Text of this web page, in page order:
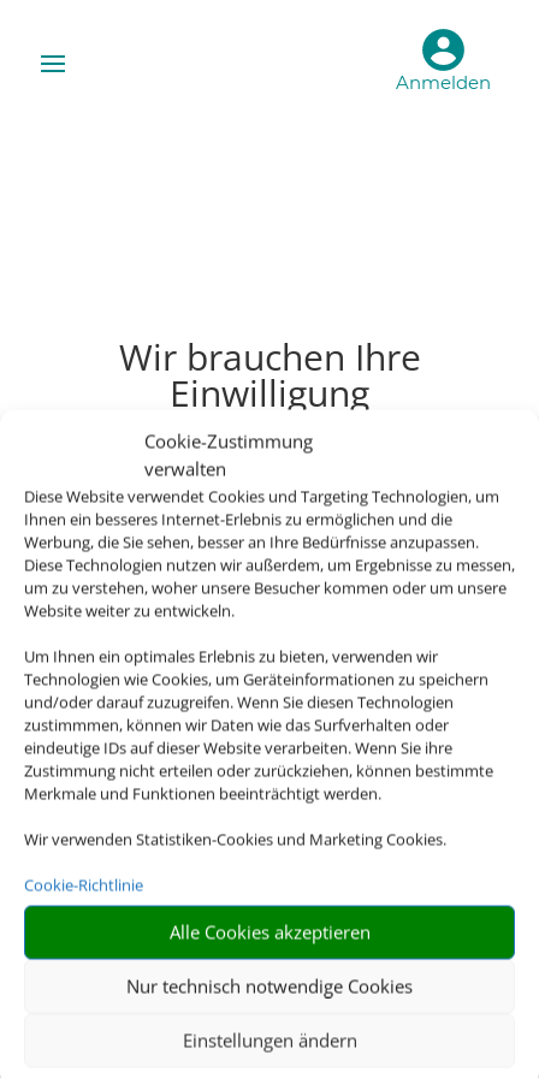
Cookie-Zustimmung
verwalten
Diese Website verwendet Cookies und Targeting Technologien, um
Ihnen ein besseres Internet-Erlebnis zu ermöglichen und die
Werbung, die Sie sehen, besser an Ihre Bedürfnisse anzupassen.
Diese Technologien nutzen wir außerdem, um Ergebnisse zu messen,
um zu verstehen, woher unsere Besucher kommen oder um unsere
Website weiter zu entwickeln.
Um Ihnen ein optimales Erlebnis zu bieten, verwenden wir
Technologien wie Cookies, um Geräteinformationen zu speichern
und/oder darauf zuzugreifen. Wenn Sie diesen Technologien
zustimmmen, können wir Daten wie das Surfverhalten oder
eindeutige IDs auf dieser Website verarbeiten. Wenn Sie ihre
Zustimmung nicht erteilen oder zurückziehen, können bestimmte
Merkmale und Funktionen beeinträchtigt werden.
Wir verwenden Statistiken-Cookies und Marketing Cookies.
Cookie-Richtlinie
Alle Cookies akzeptieren
Nur technisch notwendige Cookies
Einstellungen ändern
Anmelden
Wir brauchen Ihre
Einwilligung
Um diesen Inhalt darzustellen, aktivieren Sie bitte die
Cookies. Es werden ggf. personenbezogene Daten
verarbeitet.
Cookies akzeptieren
Die Abwicklung der Buchung übernimmt Schmetterling
International GmbH & Co.KG im Auftrag des
Webseiteninhabers.